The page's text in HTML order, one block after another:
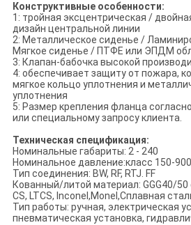
Конструктивные особенности:
1: тройная эксцентрическая /
дизайн центральной линии
2: Металлическое сиденье /
Мягкое сиденье / ПТФЕ или ЭПДМ
3: Клапан-бабочка высокой
4: обеспечивает защиту от пожара,
мягкое кольцо уплотнения и
уплотнения
5: Размер крепления фланца
или специальному запросу клиента.
Техническая спецификация:
Номинальные габариты: 2 - 240
Номинальное давление:класс 150-900
Тип соединения: BW, RF, RTJ. FF
Кованный/литой материал: GGG40/50
CS, LTCS, Inconel,Monel,Сплавная
Тип работы: ручная, электрическая
пневматическая установка,